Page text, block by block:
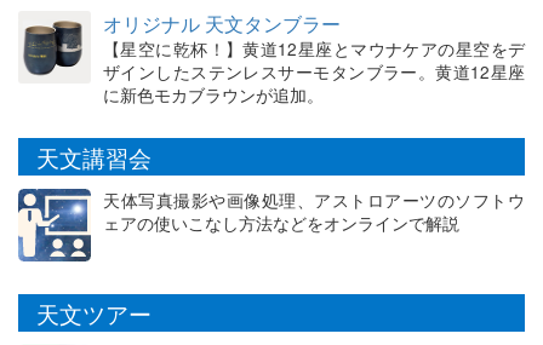
オリジナル 天文タンブラー
【星空に乾杯！】黄道12星座とマウナケアの星空をデ
ザインしたステンレスサーモタンブラー。黄道12星座
に新色モカブラウンが追加。
天文講習会
天体写真撮影や画像処理、アストロアーツのソフトウ
ェアの使いこなし方法などをオンラインで解説
天文ツアー